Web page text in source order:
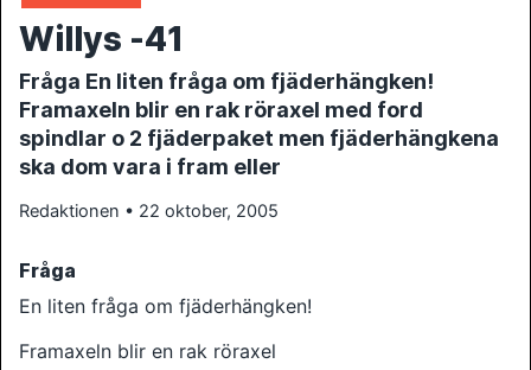
Willys -41
Fråga En liten fråga om fjäderhängken!
Framaxeln blir en rak röraxel med ford
spindlar o 2 fjäderpaket men fjäderhängkena
ska dom vara i fram eller
Redaktionen • 22 oktober, 2005
Fråga
En liten fråga om fjäderhängken!
Framaxeln blir en rak röraxel